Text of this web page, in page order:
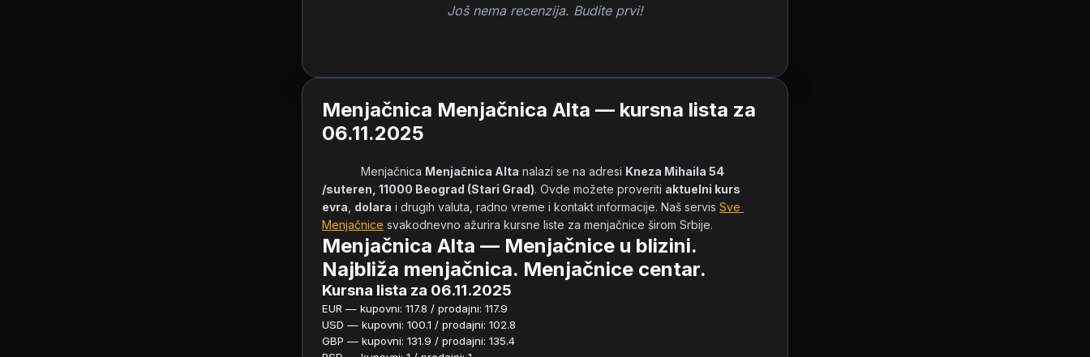
Još nema recenzija. Budite prvi!
Menjačnica Menjačnica Alta — kursna lista za
06.11.2025
            Menjačnica
Menjačnica Alta nalazi se na adresi Kneza Mihaila 54
/suteren, 11000 Beograd (Stari Grad). Ovde možete proveriti aktuelni kurs
evra dolara i drugih valuta, radno vreme i kontakt informacije. Naš servis Sve
Menjačnice svakodnevno ažurira kursne liste za menjačnice širom Srbije.
Menjačnica Alta — Menjačnice u blizini.
Najbliža menjačnica. Menjačnice centar.
Kursna lista za 06.11.2025
EUR — kupovni: 117.8 / prodajni: 117.9
USD — kupovni: 100.1 / prodajni: 102.8
GBP — kupovni: 131.9 / prodajni: 135.4